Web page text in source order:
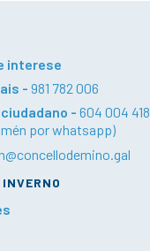
interese
- 981 782 006
- 604 004 418
por whatsapp)